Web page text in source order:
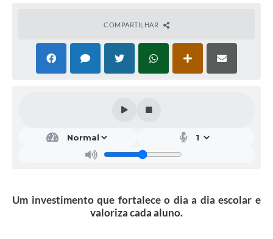
COMPARTILHAR
Um investimento que fortalece o dia a dia escolar e
valoriza cada aluno.